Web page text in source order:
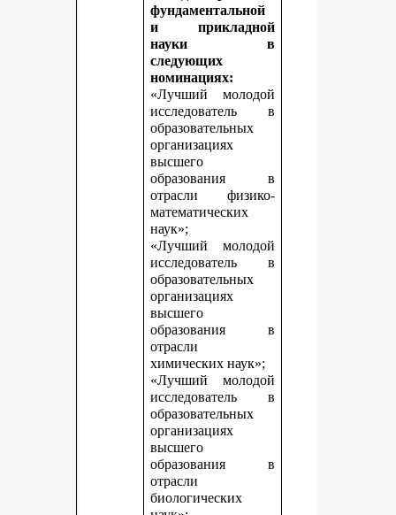
фундаментальной
и прикладной
науки в
следующих
номинациях:
«Лучший молодой
исследователь в
образовательных
организациях
высшего
образования в
отрасли физико-
математических
наук»;
«Лучший молодой
исследователь в
образовательных
организациях
высшего
образования в
отрасли
химических наук»;
«Лучший молодой
исследователь в
образовательных
организациях
высшего
образования в
отрасли
биологических